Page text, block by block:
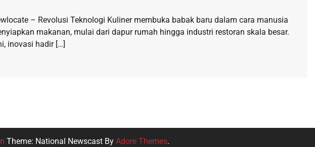
– Revolusi Teknologi Kuliner membuka babak baru dalam cara manusia
makanan, mulai dari dapur rumah hingga industri restoran skala besar.
inovasi hadir […]
Theme: National Newscast By Adore Themes.